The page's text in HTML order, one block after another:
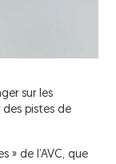
distance
sur les
pistes de
» de l’AVC, que